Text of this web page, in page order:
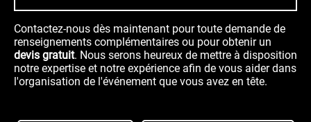
Contactez-nous dès maintenant pour toute demande de
renseignements complémentaires ou pour obtenir un
devis gratuit. Nous serons heureux de mettre à disposition
notre expertise et notre expérience afin de vous aider dans
l'organisation de l'événement que vous avez en tête.